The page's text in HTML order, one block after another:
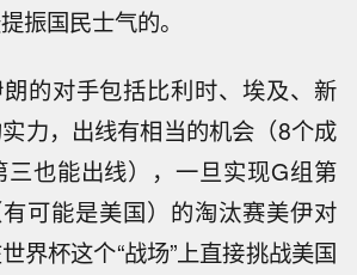
振国民士气的。
的对手包括比利时、埃及、新
力，出线有相当的机会（8个成
也能出线），一旦实现G组第
可能是美国）的淘汰赛美伊对
界杯这个“战场”上直接挑战美国